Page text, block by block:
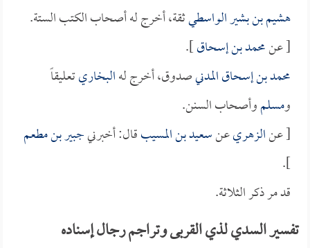
هشيم بن بشير الواسطيثقة، أخرج له أصحاب الكتب الستة.
[ عنمحمد بن إسحاق].
محمد بن إسحاق المدنيصدوق، أخرج لهالبخاريتعليقاً
ومسلموأصحاب السنن.
[ عنالزهريعنسعيد بن المسيبقال: أخبرنيجبير بن مطعم
].
قد مر ذكر الثلاثة.
تفسير السدي لذي القربى وتراجم رجال إسناده